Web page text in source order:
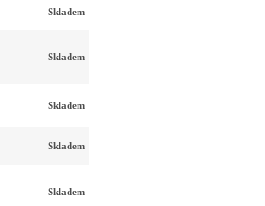
Skladem
Skladem
Skladem
Skladem
Skladem